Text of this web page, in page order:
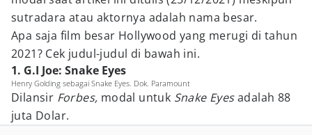
sutradara atau aktornya adalah nama besar.
Apa saja film besar Hollywood yang merugi di tahun
2021? Cek judul-judul di bawah ini.
1. G.I Joe: Snake Eyes
Henry Golding sebagai Snake Eyes. Dok. Paramount
Dilansir Forbes, modal untuk Snake Eyesadalah 88
juta Dolar.